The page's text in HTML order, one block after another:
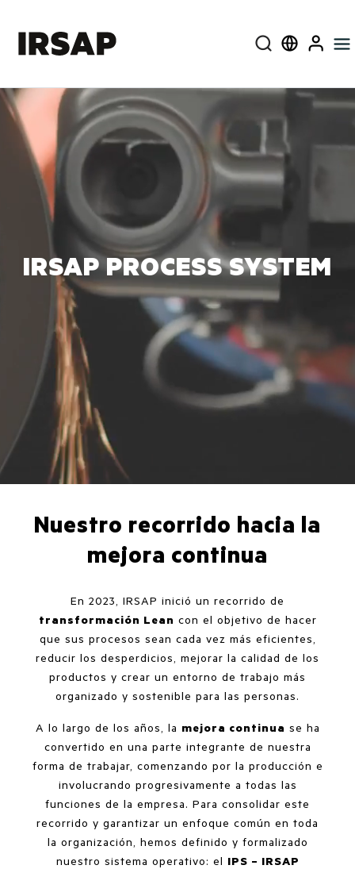
Cerca SelectUser
IRSAP PROCESS SYSTEM
Nuestro recorrido hacia la
mejora continua
En 2023, IRSAP inició un recorrido de
transformación Lean con el objetivo de hacer
que sus procesos sean cada vez más eficientes,
reducir los desperdicios, mejorar la calidad de los
productos y crear un entorno de trabajo más
organizado y sostenible para las personas.
A lo largo de los años, la mejora continua se ha
convertido en una parte integrante de nuestra
forma de trabajar, comenzando por la producción e
involucrando progresivamente a todas las
funciones de la empresa. Para consolidar este
recorrido y garantizar un enfoque común en toda
la organización, hemos definido y formalizado
nuestro sistema operativo: el IPS – IRSAP